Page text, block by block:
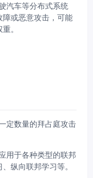
汽车等分布式系统
或恶意攻击，可能
。
定数量的拜占庭攻击
用于各种类型的联邦
纵向联邦学习等。